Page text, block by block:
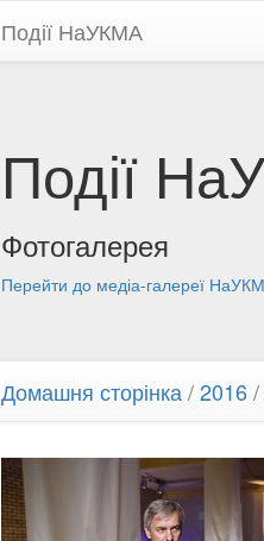
Події НаУКМА
Події
Фотогалерея
Перейти до медіа-галереї
Домашня сторінка /2016/